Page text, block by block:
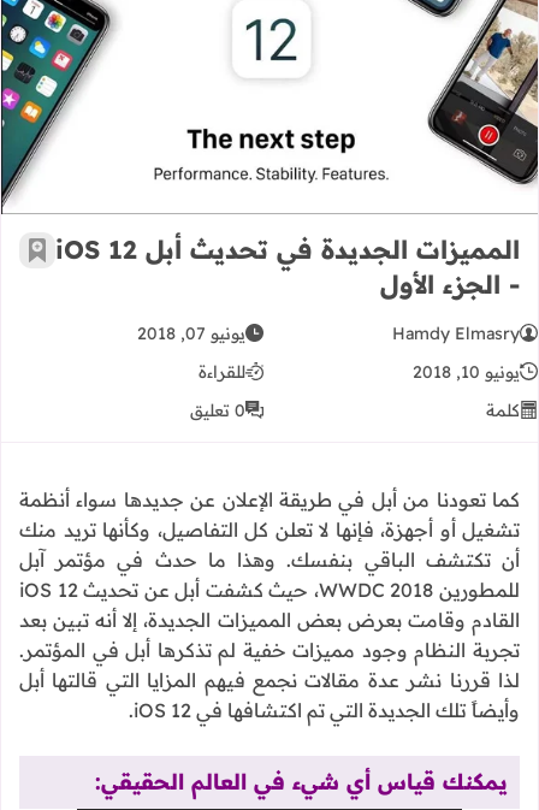
المميزات الجديدة في تحديث أبل iOS 12 - الجزء الأول
المميزات الجديدة في تحديث أبل iOS 12
- الجزء الأول
أضف
Hamdy Elmasry
يونيو 07, 2018
يونيو 10, 2018
للقراءة
كلمة
0 تعليق
كما تعودنا من أبل في طريقة الإعلان عن جديدها سواء أنظمة
تشغيل أو أجهزة، فإنها لا تعلن كل التفاصيل، وكأنها تريد منك
أن تكتشف الباقي بنفسك. وهذا ما حدث في مؤتمر آبل
للمطورين WWDC 2018، حيث كشفت أبل عن تحديث iOS 12
القادم وقامت بعرض بعض المميزات الجديدة، إلا أنه تبين بعد
تجربة النظام وجود مميزات خفية لم تذكرها أبل في المؤتمر.
لذا قررنا نشر عدة مقالات نجمع فيهم المزايا التي قالتها أبل
وأيضاً تلك الجديدة التي تم اكتشافها في iOS 12.
يمكنك قياس أي شيء في العالم الحقيقي: